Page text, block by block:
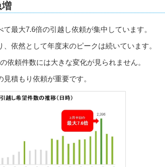
増
最大7.6倍の引越し依頼が集中しています。
依然として年度末のピークは続いています。
依頼件数には大きな変化が見られません。
積もり依頼が重要です。